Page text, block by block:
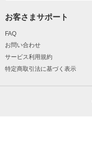
お客さまサポート
FAQ
お問い合わせ
サービス利用規約
特定商取引法に基づく表示